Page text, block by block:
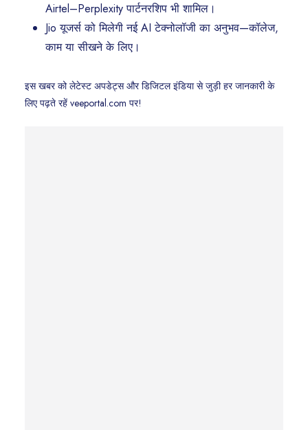
Airtel–Perplexity पार्टनरशिप भी शामिल।
Jio यूजर्स को मिलेगी नई AI टेक्नोलॉजी का अनुभव—कॉलेज,
काम या सीखने के लिए।
इस खबर को लेटेस्ट अपडेट्स और डिजिटल इंडिया से जुड़ी हर जानकारी के
लिए पढ़ते रहें veeportal.com पर!